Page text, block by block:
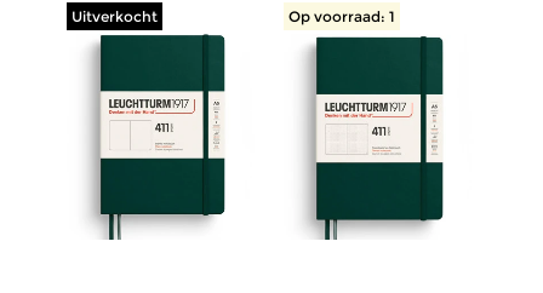
Uitverkocht Op voorraad: 1